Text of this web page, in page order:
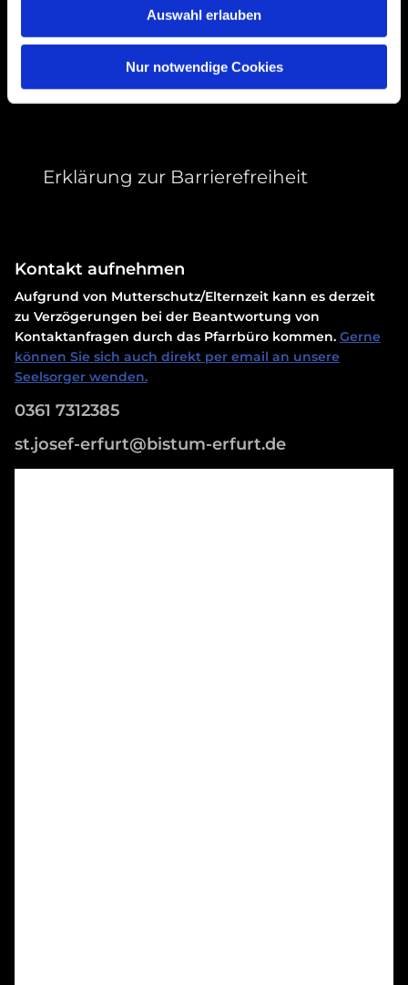
Auswahl erlauben
Nur notwendige Cookies
Erklärung zur Barrierefreiheit
Kontakt aufnehmen
Aufgrund von Mutterschutz/Elternzeit kann es derzeit
zu Verzögerungen bei der Beantwortung von
Kontaktanfragen durch das Pfarrbüro kommen. Gerne
können Sie sich auch direkt per email an unsere
Seelsorger wenden.
0361 7312385
st.josef-erfurt@bistum-erfurt.de